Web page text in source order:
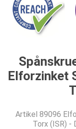
Elforzinket
Artikel 89096
Torx (ISR) -